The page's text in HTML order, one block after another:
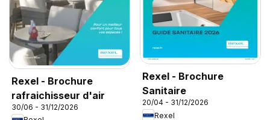
Rexel - Brochure
rafraichisseur d'air
30/06 - 31/12/2026
Rexel - Brochure
Sanitaire
20/04 - 31/12/2026
Rexel